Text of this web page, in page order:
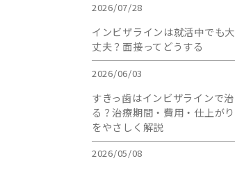
2026/07/28
インビザラインは就活中でも大
丈夫？面接ってどうする
2026/06/03
すきっ歯はインビザラインで治
る？治療期間・費用・仕上がり
をやさしく解説
2026/05/08